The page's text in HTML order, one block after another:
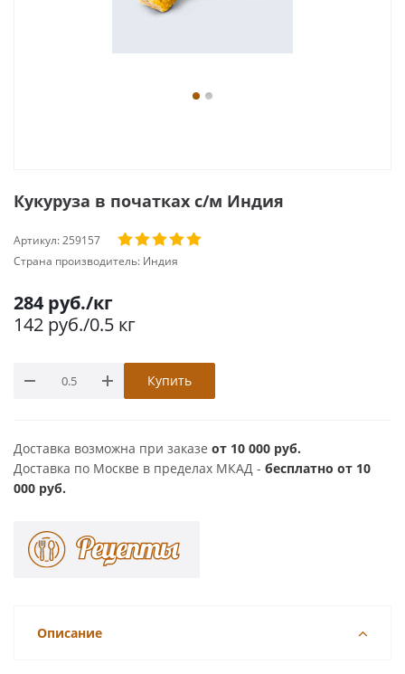
Кукуруза в початках с/м Индия
Артикул:259157
Страна производитель: Индия
284руб./кг
142 руб./0.5 кг
Купить
Доставка возможна при заказе от 10 000 руб.
Доставка по Москве в пределах МКАД - бесплатно от 10
000 руб.
Описание